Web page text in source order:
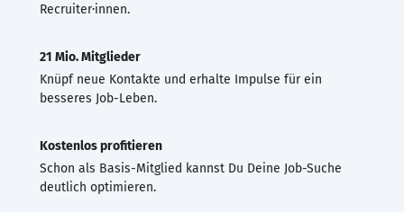
Recruiter·innen.
21 Mio. Mitglieder
Knüpf neue Kontakte und erhalte Impulse für ein
besseres Job-Leben.
Kostenlos profitieren
Schon als Basis-Mitglied kannst Du Deine Job-Suche
deutlich optimieren.